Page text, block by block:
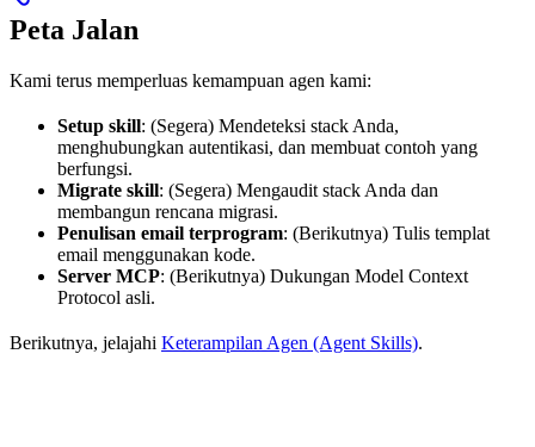
Peta Jalan
Kami terus memperluas kemampuan agen kami:
Setup skill: (Segera) Mendeteksi stack Anda,
menghubungkan autentikasi, dan membuat contoh yang
berfungsi.
Migrate skill: (Segera) Mengaudit stack Anda dan
membangun rencana migrasi.
Penulisan email terprogram: (Berikutnya) Tulis templat
email menggunakan kode.
Server MCP: (Berikutnya) Dukungan Model Context
Protocol asli.
Berikutnya, jelajahi Keterampilan Agen (Agent Skills).